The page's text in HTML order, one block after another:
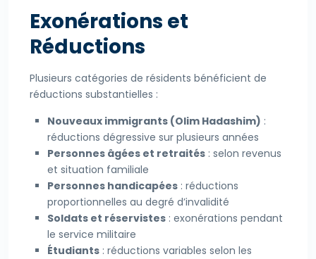
Exonérations et
Réductions
Plusieurs catégories de résidents bénéficient de
réductions substantielles :
Nouveaux immigrants (Olim Hadashim) :
réductions dégressive sur plusieurs années
Personnes âgées et retraités : selon revenus
et situation familiale
Personnes handicapées : réductions
proportionnelles au degré d’invalidité
Soldats et réservistes : exonérations pendant
le service militaire
Étudiants : réductions variables selon les